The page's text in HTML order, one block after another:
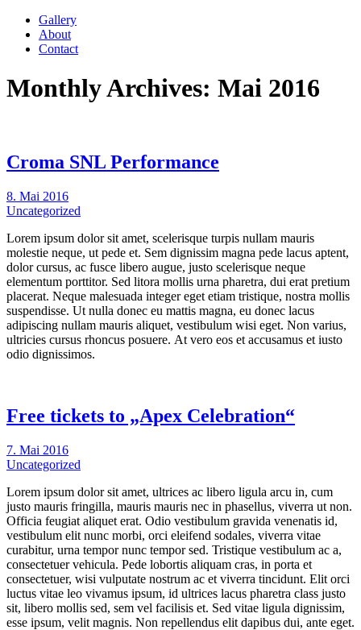
Gallery
About
Contact
Monthly Archives: Mai 2016
Croma SNL Performance
8. Mai 2016
Uncategorized
Lorem ipsum dolor sit amet, scelerisque turpis nullam mauris
molestie neque, ut pede et. Sem dignissim magna pede lacus aptent,
dolor cursus, ac fusce libero augue, justo scelerisque neque
elementum porttitor. Sed litora mollis urna pharetra, dui erat pretium
placerat. Neque malesuada integer eget etiam tristique, nostra mollis
suspendisse. Ut nulla donec eu mattis magna, eu donec lacus
adipiscing nullam mauris aliquet, vestibulum wisi eget. Non varius,
ultricies cursus rhoncus posuere. At vero eos et accusamus et iusto
odio dignissimos.
Free tickets to „Apex Celebration“
7. Mai 2016
Uncategorized
Lorem ipsum dolor sit amet, ultrices ac libero ligula arcu in, cum
justo mauris fringilla, mauris mauris nec in phasellus, viverra ut non.
Officia feugiat aliquet erat. Odio vestibulum gravida venenatis id,
vestibulum elit nunc morbi, orci eleifend sodales, viverra vitae
curabitur, urna tempor nunc tempor sed. Tristique vestibulum ac a,
consectetuer vehicula. Pede lobortis aliquam cras, in porta et
consectetuer, wisi vulputate nostrum ac et viverra tincidunt. Elit orci
luctus vitae leo vivamus ipsum, id ultrices lacus pharetra class justo
sit, libero mollis sed, sem vel facilisis et. Sed vitae ligula dignissim,
esse ipsum, velit magnis. Non repellendus elit dapibus dui, ante eget.